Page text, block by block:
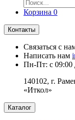
Корзина 0
Контакты
Связаться с
Написать нам
Пн-Пт: с 09:00
140102, г.
«Иткол»
Каталог